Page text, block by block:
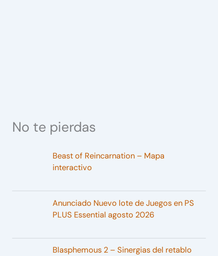
No te pierdas
Beast of Reincarnation – Mapa
interactivo
Anunciado Nuevo lote de Juegos en PS
PLUS Essential agosto 2026
Blasphemous 2 – Sinergias del retablo